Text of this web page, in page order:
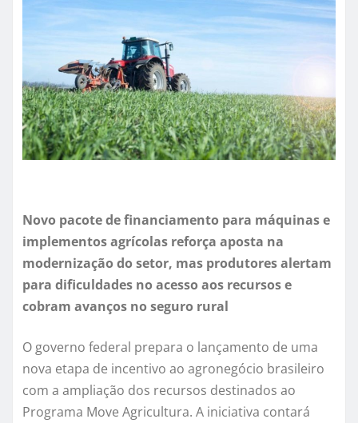
Novo pacote de financiamento para máquinas e
implementos agrícolas reforça aposta na
modernização do setor, mas produtores alertam
para dificuldades no acesso aos recursos e
cobram avanços no seguro rural
O governo federal prepara o lançamento de uma
nova etapa de incentivo ao agronegócio brasileiro
com a ampliação dos recursos destinados ao
Programa Move Agricultura. A iniciativa contará